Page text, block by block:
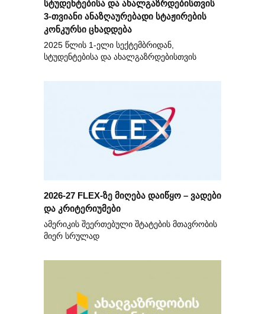
სტუდენტებისა და ახალგაზრდებისთვის
3-თვიანი ანაზღაურებადი სტაჟირების
კონკურსი ცხადდება
2025 წლის 1-ელი სექტემბრიდან,
სტუდენტებისა და ახალგაზრდებისთვის
2026-27 FLEX-ზე მიღება დაიწყო – ვადები
და კრიტერიუმები
ამერიკის შეერთებული შტატების მთავრობის
მიერ სრულად